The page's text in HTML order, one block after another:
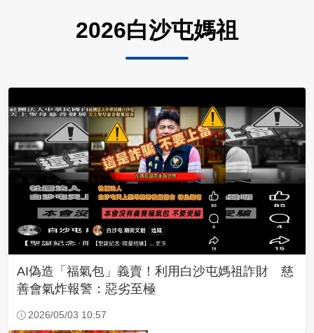
2026白沙屯媽祖
AI偽造「福氣包」義賣！利用白沙屯媽祖詐財 慈
善會氣炸報警：惡劣至極
2026/05/03 10:57